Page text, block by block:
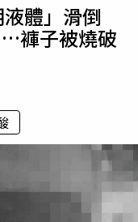
液體」滑倒
褲子被燒破